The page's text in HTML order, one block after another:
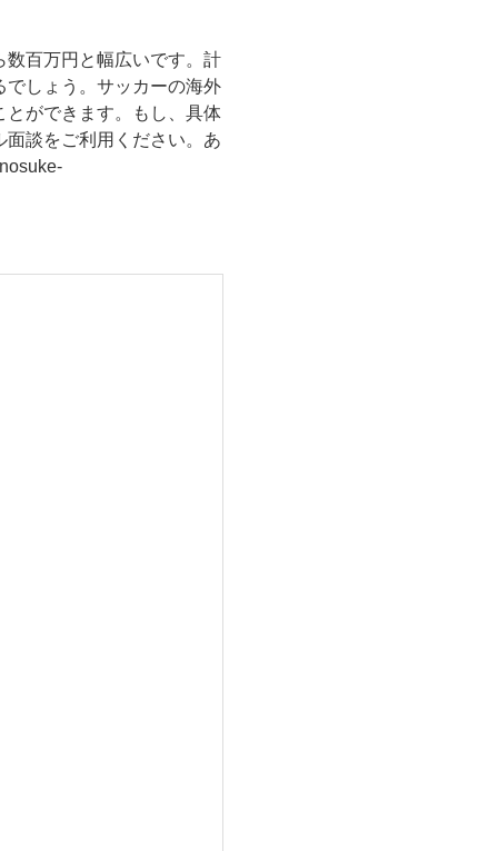
百万円と幅広いです。計
しょう。サッカーの海外
ができます。もし、具体
談をご利用ください。あ